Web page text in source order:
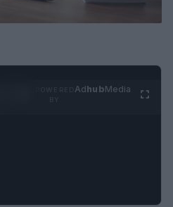
AdhubMedia